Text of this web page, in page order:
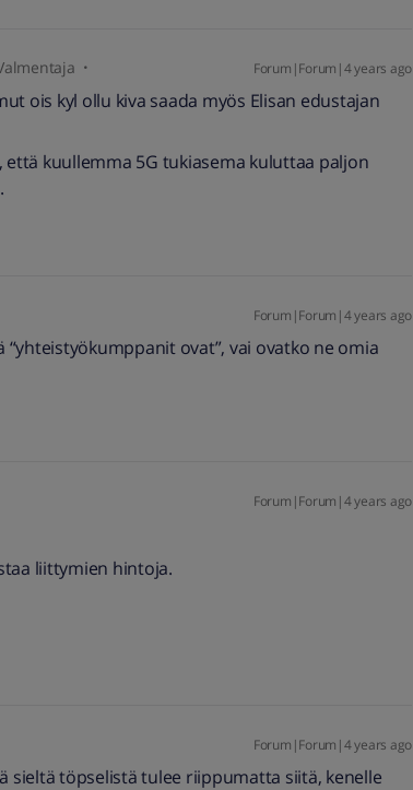
Forum|Forum|4 years ago
ois kyl ollu kiva saada myös Elisan edustajan
kuullemma 5G tukiasema kuluttaa paljon
Forum|Forum|4 years ago
“yhteistyökumppanit ovat”, vai ovatko ne omia
Forum|Forum|4 years ago
liittymien hintoja.
Forum|Forum|4 years ago
sieltä töpselistä tulee riippumatta siitä, kenelle